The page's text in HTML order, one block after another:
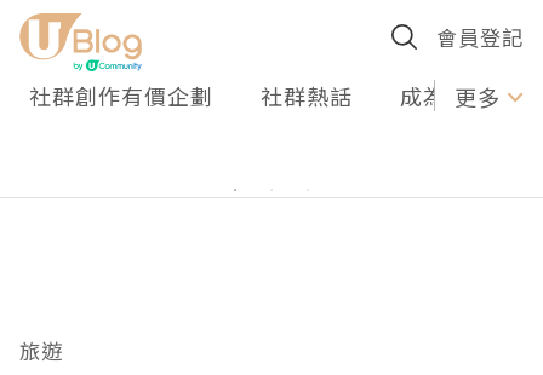
會員登記
社群創作有價企劃 社群熱話 成為U更多
旅遊